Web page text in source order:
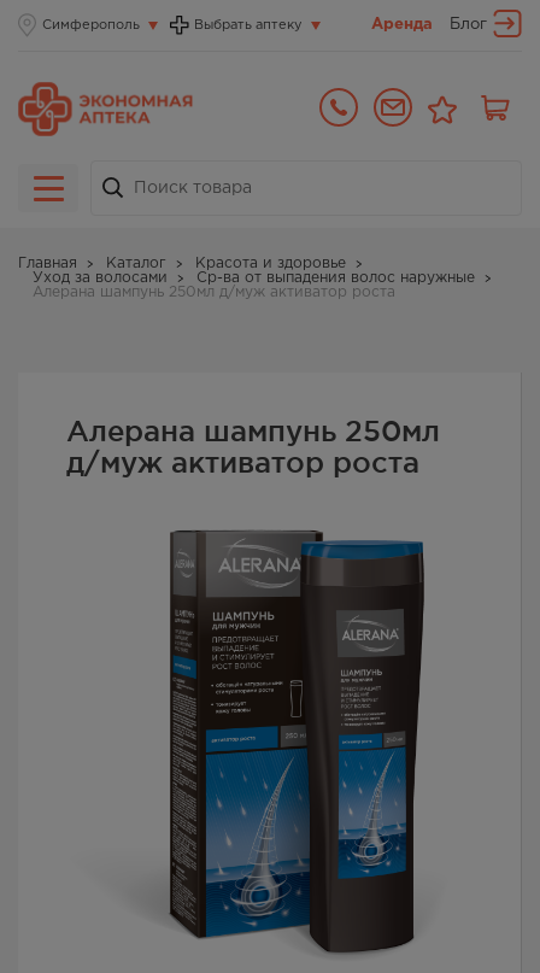
Симферополь Выбрать аптеку Аренда Блог
Главная Каталог
Красота и здоровье
Уход за волосами
Ср-ва от выпадения волос наружные
Алерана шампунь 250мл д/муж активатор роста
Алерана шампунь 250мл
д/муж активатор роста